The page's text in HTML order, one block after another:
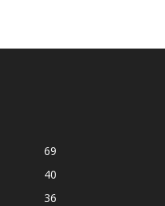
69
40
36